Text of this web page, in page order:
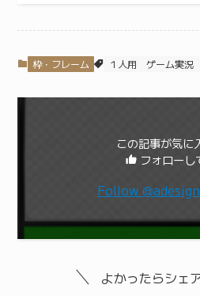
枠・フレーム １人用 ゲーム実況
この記事が気に
フォローし
Follow
よかったらシェ